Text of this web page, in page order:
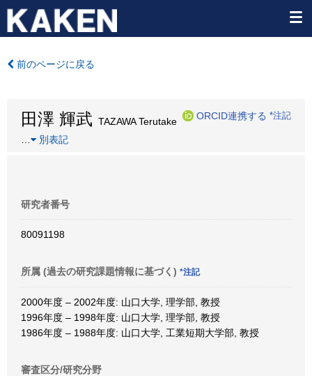
前のページに戻る
田澤 輝武 TAZAWA Terutake
ORCID連携する *注記
別表記
研究者番号
80091198
所属 (過去の研究課題情報に基づく) *注記
2000年度 – 2002年度: 山口大学, 理学部, 教授
1996年度 – 1998年度: 山口大学, 理学部, 教授
1986年度 – 1988年度: 山口大学, 工業短期大学部, 教授
審査区分/研究分野